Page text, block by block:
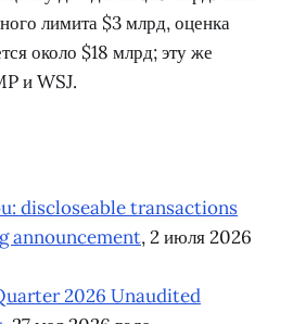
лимита $3 млрд, оценка
около $18 млрд; эту же
и WSJ.
discloseable transactions
announcement, 2 июля 2026
2026 Unaudited